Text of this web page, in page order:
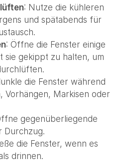
: Nutze die kühleren
und spätabends für
: Öffne die Fenster einige
sie gekippt zu halten, um
die Fenster während
Vorhängen, Markisen oder
gegenüberliegende
Durchzug.
die Fenster, wenn es
drinnen.